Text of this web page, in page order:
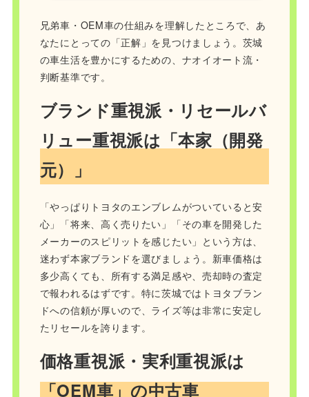
兄弟車・OEM車の仕組みを理解したところで、あ
なたにとっての「正解」を見つけましょう。茨城
の車生活を豊かにするための、ナオイオート流・
判断基準です。
ブランド重視派・リセールバ
リュー重視派は「本家（開発
元）」
「やっぱりトヨタのエンブレムがついていると安
心」「将来、高く売りたい」「その車を開発した
メーカーのスピリットを感じたい」という方は、
迷わず本家ブランドを選びましょう。新車価格は
多少高くても、所有する満足感や、売却時の査定
で報われるはずです。特に茨城ではトヨタブラン
ドへの信頼が厚いので、ライズ等は非常に安定し
たリセールを誇ります。
価格重視派・実利重視派は
「OEM車」の中古車